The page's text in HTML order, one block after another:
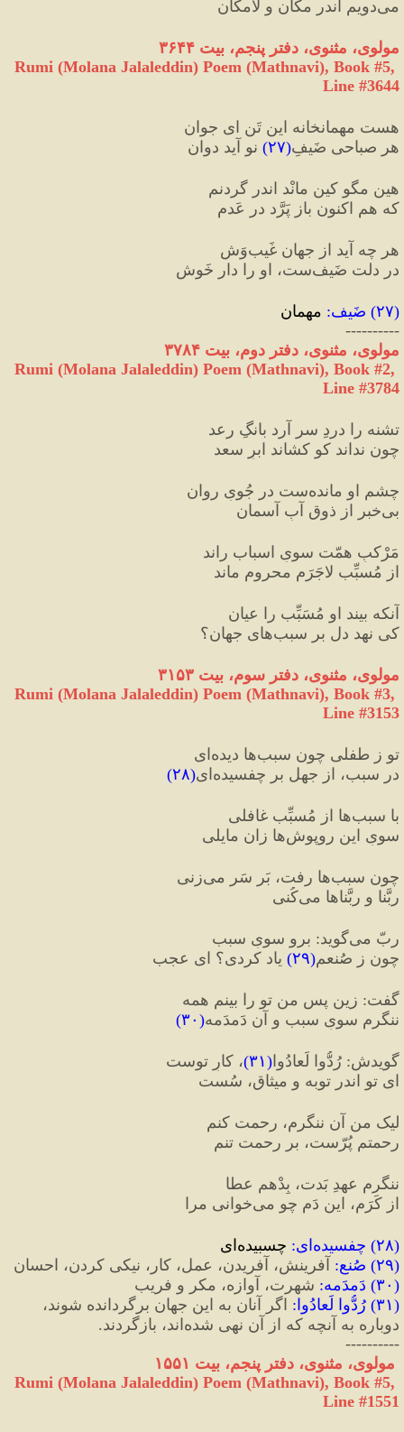
می‌‌دویم اندر مکان و لامکان‌‌
مولوی، مثنوی، دفتر پنجم، بیت ۳۶۴۴
Rumi (Molana Jalaleddin) Poem (Mathnavi), Book #5,
Line #3644
هست مهمانخانه این تَن ای جوان
هر صباحی ضَیفِ(۲۷) نو آید دوان
هین مگو کین مانْد اندر گردنم
که هم‌ اکنون باز پَرَّد در عَدم
هر چه آید از جهان غَیب‌وَش
در دلت ضَیف‌ست، او را دار خَوش
(۲۷) ضَیف: مهمان
----------
مولوی، مثنوی، دفتر دوم، بیت ۳۷۸۴
Rumi (Molana Jalaleddin) Poem (Mathnavi), Book #2,
Line #3784
تشنه را دردِ سر آرد بانگِ رعد
چون نداند کو کشاند ابرِ سعد
چشمِ او مانده‌ست در جُویِ روان
بی‌خبر از ذوقِ آبِ آسمان
مَرْکبِ همّت سویِ اسباب راند
از مُسبِّب لاجَرَم محروم ماند
آنکه بیند او مُسَبِّب را عیان
کی نهد دل بر سبب‌های جهان؟
مولوی، مثنوی، دفتر سوم، بیت ۳۱۵۳
Rumi (Molana Jalaleddin) Poem (Mathnavi), Book #3,
Line #3153
تو ز طفلی چون سبب‌ها دیده‌ای
در سبب، از جهل بر چفسیده‌‌ای
(۲۸)
با سبب‌ها از مُسبِّب غافلی
سویِ این روپوش‌ها زان مایلی
چون سبب‌ها رفت، بَر سَر می‌زنی
ربَّنا و ربَّناها می‌کُنی
ربّ می‌گوید : برو سویِ سبب
چون ز صُنعم(۲۹) یاد کردی؟ ای عجب
گفت: زین پس من تو را بینم همه
ننگرم سویِ سبب و آن دَمدَمه( ۳۰)
گویدش: رُدُّوا لَعادُوا(۳۱)، کارِ توست
ای تو اندر توبه و میثاق، سُست
لیک من آن ننگرم، رحمت کنم
رحمتم پُرّست، بر رحمت تنم
ننگرم عهدِ بَدت، بِدْهم عطا
از کَرَم، این دَم چو می‌خوانی مرا
(۲۸) چفسیده‌‌ای : چسبیده‌ای
(۲۹) صُنع: آفرینش، آفریدن، عمل، کار، نیکی کردن، احسان
( ۳۰) دَمدَمه: شهرت، آوازه، مکر و فریب
(۳۱) رُدُّوا لَعادُوا:
دوباره به آنچه که از آن نهی شده‌اند، بازگردند.
----------
مولوی، مثنوی، دفتر پنجم، بیت ۱۵۵۱
Rumi (Molana Jalaleddin) Poem (Mathnavi), Book #5,
Line #1551